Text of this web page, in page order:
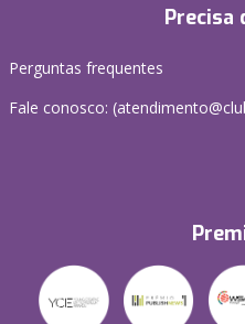
Precisa
Perguntas frequentes
Fale conosco: